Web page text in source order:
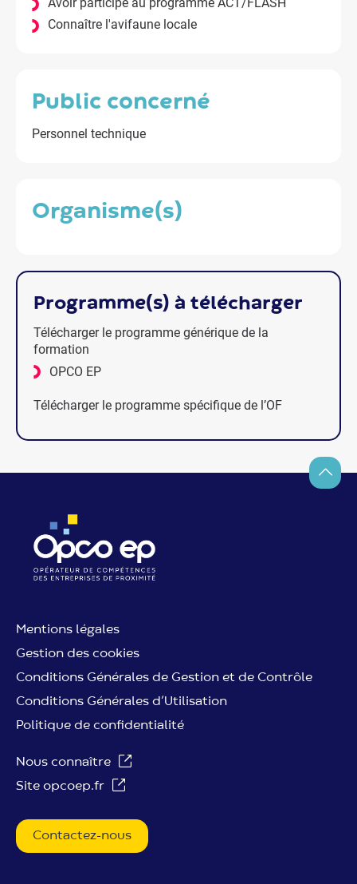
Connaître l'avifaune locale
public concerné
Personnel technique
organisme(s)
programme(s) à télécharger
Télécharger le programme générique de la
formation
OPCO EP
Télécharger le programme spécifique de l’OF
Mentions légales
Gestion des cookies
Conditions Générales de Gestion et de Contrôle
Conditions Générales d’Utilisation
Politique de confidentialité
Nous connaître
Site opcoep.fr
Contactez-nous